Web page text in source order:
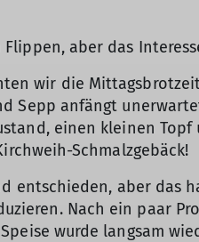
aber das
wir die
Sepp anfängt
einen kleinen
Schmalzgebäck!
entschieden, aber das
Nach ein paar
wurde langsam